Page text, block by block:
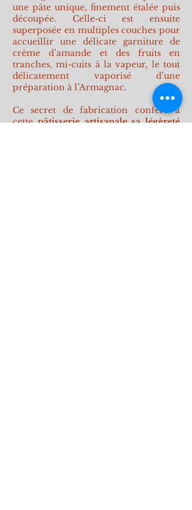
une pâte unique, finement étalée puis
découpée. Celle-ci est ensuite
superposée en multiples couches pour
accueillir une délicate garniture de
crème d’amande et des fruits en
tranches, mi-cuits à la vapeur, le tout
délicatement vaporisé d’une
préparation à l’Armagnac.
Ce secret de fabrication confère à
cettepâtisserie artisanale sa légèreté